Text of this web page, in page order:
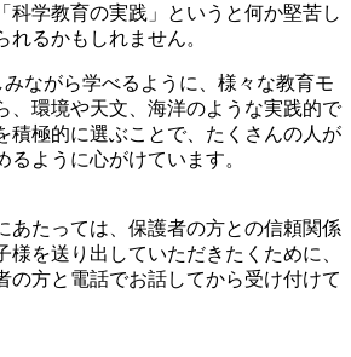
科学教育の実践」というと何か堅苦し
るかもしれません。
ながら学べるように、様々な教育モ
、環境や天文、海洋のような実践的で
積極的に選ぶことで、たくさんの人が
ように心がけています。
あたっては、保護者の方との信頼関係
様を送り出していただきたくために、
の方と電話でお話してから受け付けて